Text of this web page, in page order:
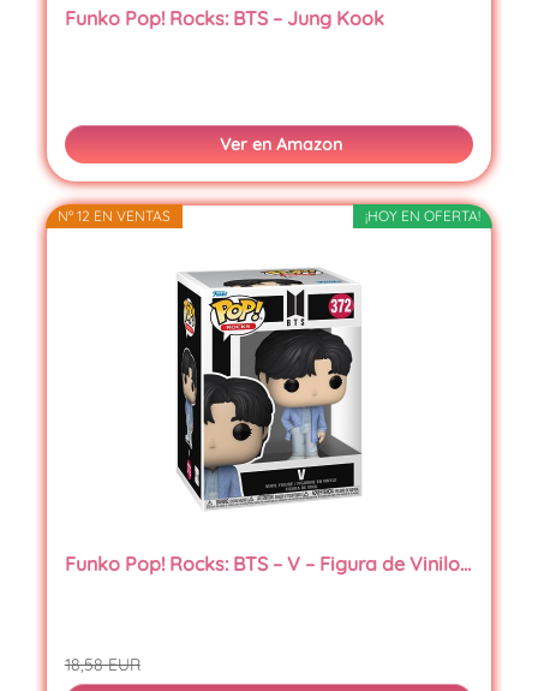
Funko Pop! Rocks: BTS – Jung Kook
Ver en Amazon
¡HOY EN OFERTA!
Nº 12 EN VENTAS
Funko Pop! Rocks: BTS – V – Figura de Vinilo…
18,58 EUR